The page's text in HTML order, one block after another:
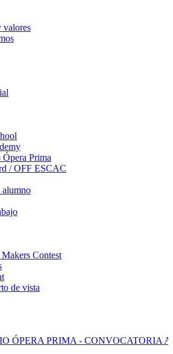
valores
Prima
/ OFF ESCAC
Contest
de vista
PRIMA - CONVOCATORIA